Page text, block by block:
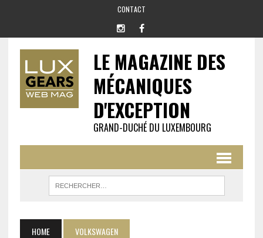
CONTACT
LE MAGAZINE DES
MÉCANIQUES
D'EXCEPTION
GRAND-DUCHÉ DU LUXEMBOURG
HOME VOLKSWAGEN